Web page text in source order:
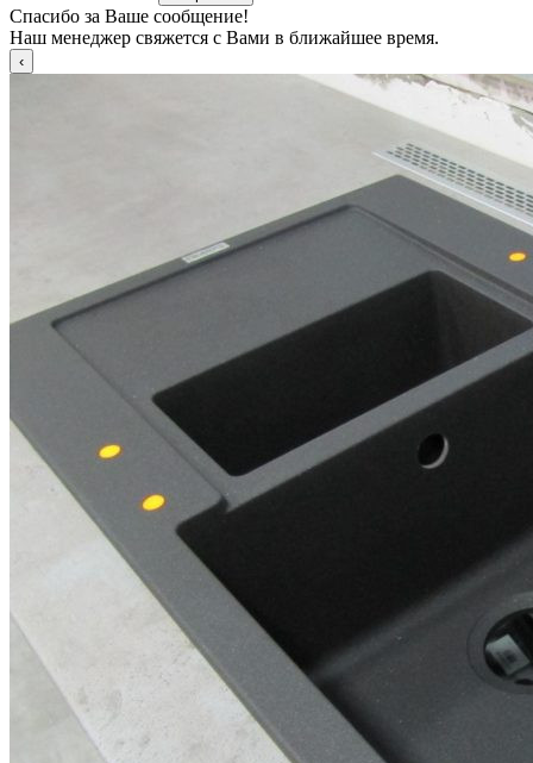
Спасибо за Ваше сообщение!
Наш менеджер свяжется с Вами в ближайшее время.